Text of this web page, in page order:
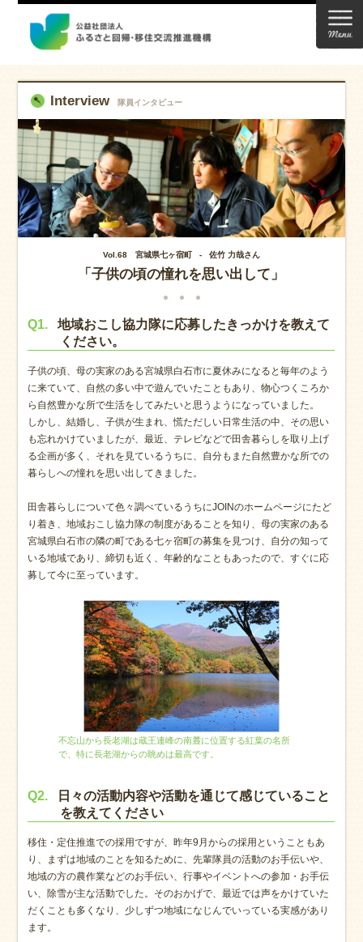
Interview 隊員インタビュー
Vol.68 宮城県七ヶ宿町 - 佐竹 力哉さん
「子供の頃の憧れを思い出して」
Q1.
地域おこし協力隊に応募したきっかけを教えて
ください。
子供の頃、母の実家のある宮城県白石市に夏休みになると毎年のよう
に来ていて、自然の多い中で遊んでいたこともあり、物心つくころか
ら自然豊かな所で生活をしてみたいと思うようになっていました。
しかし、結婚し、子供が生まれ、慌ただしい日常生活の中、その思い
も忘れかけていましたが、最近、テレビなどで田舎暮らしを取り上げ
る企画が多く、それを見ているうちに、自分もまた自然豊かな所での
暮らしへの憧れを思い出してきました。
田舎暮らしについて色々調べているうちにJOINのホームページにたど
り着き、地域おこし協力隊の制度があることを知り、母の実家のある
宮城県白石市の隣の町である七ヶ宿町の募集を見つけ、自分の知って
いる地域であり、締切も近く、年齢的なこともあったので、すぐに応
募して今に至っています。
不忘山から長老湖は蔵王連峰の南麓に位置する紅葉の名所
で、特に長老湖からの眺めは最高です。
Q2.
日々の活動内容や活動を通じて感じていること
を教えてください
移住・定住推進での採用ですが、昨年9月からの採用ということもあ
り、まずは地域のことを知るために、先輩隊員の活動のお手伝いや、
地域の方の農作業などのお手伝い、行事やイベントへの参加・お手伝
い、除雪が主な活動でした。そのおかげで、最近では声をかけていた
だくことも多くなり、少しずつ地域になじんでいっている実感があり
ます。